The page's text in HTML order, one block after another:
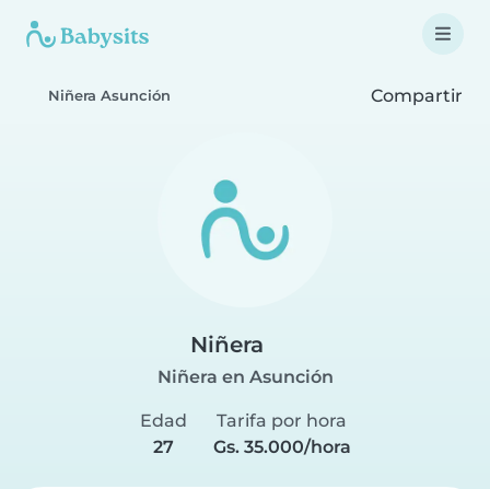
Niñera Asunción Compartir
Niñera
Niñera en Asunción
Edad
27
Tarifa por hora
Gs. 35.000/hora